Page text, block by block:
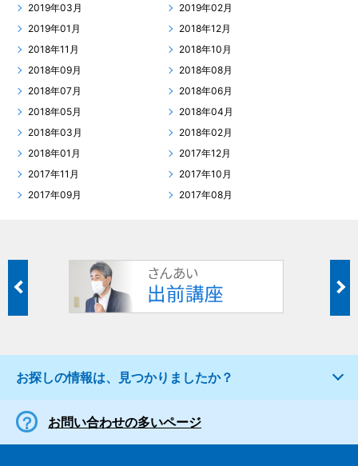
2019年03月
2019年02月
2019年01月
2018年12月
2018年11月
2018年10月
2018年09月
2018年08月
2018年07月
2018年06月
2018年05月
2018年04月
2018年03月
2018年02月
2018年01月
2017年12月
2017年11月
2017年10月
2017年09月
2017年08月
お探しの情報は、見つかりましたか？
お問い合わせの多いページ